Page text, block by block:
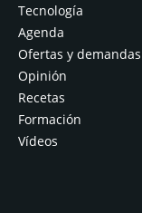
Tecnología
Agenda
Ofertas y demandas
Opinión
Recetas
Formación
Vídeos